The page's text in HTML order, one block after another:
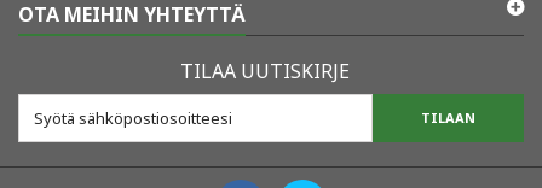
OTA MEIHIN YHTEYTTÄ
TILAA UUTISKIRJE
TILAAN